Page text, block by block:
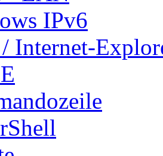
IPv6
Internet-